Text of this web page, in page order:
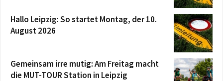
Hallo Leipzig: So startet Montag, der 10.
August 2026
Gemeinsam irre mutig: Am Freitag macht
die MUT-TOUR Station in Leipzig